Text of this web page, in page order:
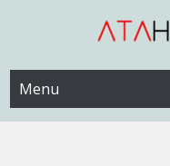
Web Sitesi
Menu